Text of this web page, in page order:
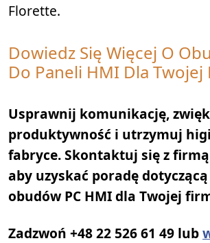
Florette.
Dowiedz Się Więcej O
Do Paneli HMI Dla Twojej
Usprawnij komunikację,
produktywność i utrzymuj
fabryce. Skontaktuj się z
aby uzyskać poradę
obudów PC HMI dla Twojej
Zadzwoń +48 22 526 61 49 lub